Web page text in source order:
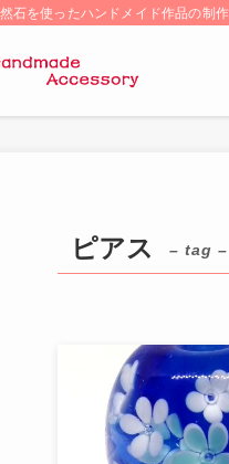
石を使ったハンドメイド作品の制作
ピアス – tag –